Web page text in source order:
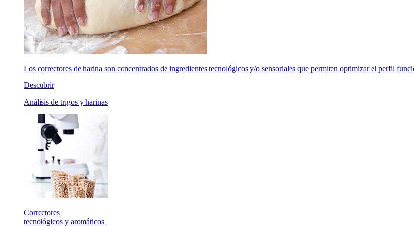
Los correctores de harina son concentrados de ingredientes tecnológicos y/o sensoriales que permiten optimizar el perfil
Descubrir
Análisis de trigos y harinas
Correctores
tecnológicos y aromáticos